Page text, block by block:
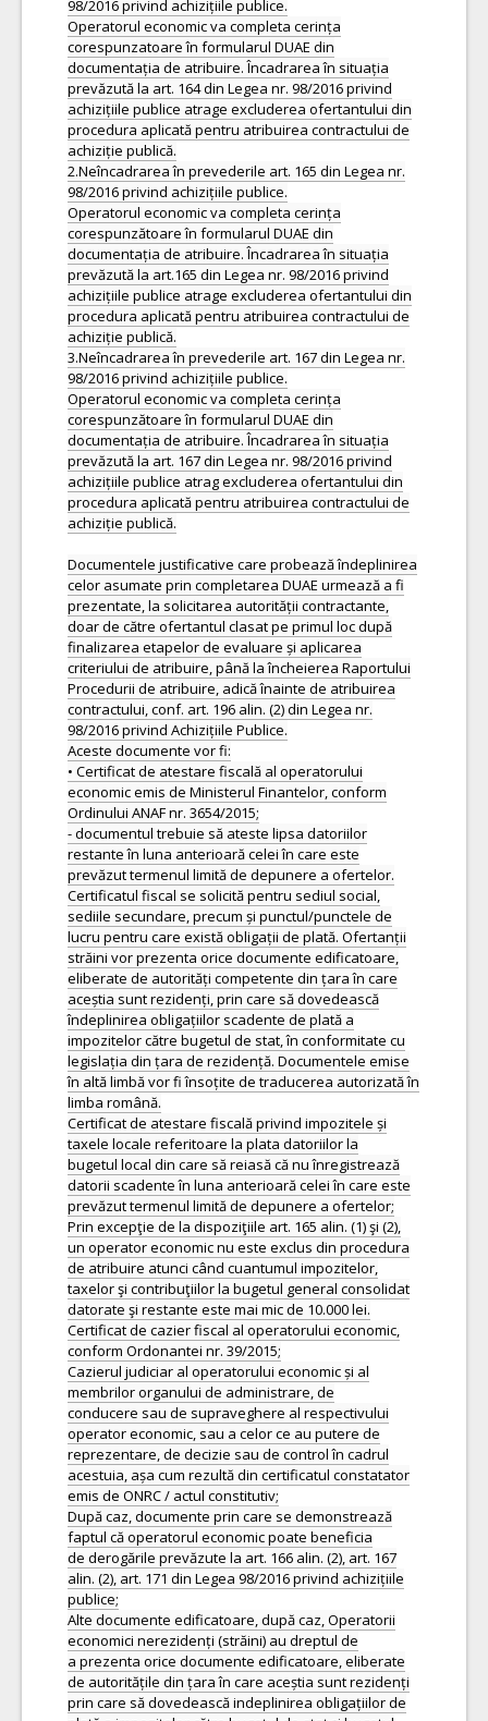
98/2016 privind achizițiile publice.
Operatorul economic va completa cerința
corespunzatoare în formularul DUAE din
documentația de atribuire. Încadrarea în situația
prevăzută la art. 164 din Legea nr. 98/2016 privind
achizițiile publice atrage excluderea ofertantului din
procedura aplicată pentru atribuirea contractului de
achiziție publică.
2.Neîncadrarea în prevederile art. 165 din Legea nr.
98/2016 privind achizițiile publice.
Operatorul economic va completa cerința
corespunzătoare în formularul DUAE din
documentația de atribuire. Încadrarea în situația
prevăzută la art.165 din Legea nr. 98/2016 privind
achizițiile publice atrage excluderea ofertantului din
procedura aplicată pentru atribuirea contractului de
achiziție publică.
3.Neîncadrarea în prevederile art. 167 din Legea nr.
98/2016 privind achizițiile publice.
Operatorul economic va completa cerința
corespunzătoare în formularul DUAE din
documentația de atribuire. Încadrarea în situația
prevăzută la art. 167 din Legea nr. 98/2016 privind
achizițiile publice atrag excluderea ofertantului din
procedura aplicată pentru atribuirea contractului de
achiziție publică.
Documentele justificative care probează îndeplinirea
celor asumate prin completarea DUAE urmează a fi
prezentate, la solicitarea autorității contractante,
doar de către ofertantul clasat pe primul loc după
finalizarea etapelor de evaluare și aplicarea
criteriului de atribuire, până la încheierea Raportului
Procedurii de atribuire, adică înainte de atribuirea
contractului, conf. art. 196 alin. (2) din Legea nr.
98/2016 privind Achizițiile Publice.
Aceste documente vor fi:
• Certificat de atestare fiscală al operatorului
economic emis de Ministerul Finantelor, conform
Ordinului ANAF nr. 3654/2015;
- documentul trebuie să ateste lipsa datoriilor
restante în luna anterioară celei în care este
prevăzut termenul limită de depunere a ofertelor.
Certificatul fiscal se solicită pentru sediul social,
sediile secundare, precum și punctul/punctele de
lucru pentru care există obligații de plată. Ofertanții
străini vor prezenta orice documente edificatoare,
eliberate de autorități competente din țara în care
aceștia sunt rezidenți, prin care să dovedească
îndeplinirea obligațiilor scadente de plată a
impozitelor către bugetul de stat, în conformitate cu
legislația din țara de rezidență. Documentele emise
în altă limbă vor fi însoțite de traducerea autorizată în
limba română.
Certificat de atestare fiscală privind impozitele și
taxele locale referitoare la plata datoriilor la
bugetul local din care să reiasă că nu înregistrează
datorii scadente în luna anterioară celei în care este
prevăzut termenul limită de depunere a ofertelor;
Prin excepţie de la dispoziţiile art. 165 alin. (1) şi (2),
un operator economic nu este exclus din procedura
de atribuire atunci când cuantumul impozitelor,
taxelor şi contribuţiilor la bugetul general consolidat
datorate şi restante este mai mic de 10.000 lei.
Certificat de cazier fiscal al operatorului economic,
conform Ordonantei nr. 39/2015;
Cazierul judiciar al operatorului economic și al
membrilor organului de administrare, de
conducere sau de supraveghere al respectivului
operator economic, sau a celor ce au putere de
reprezentare, de decizie sau de control în cadrul
acestuia, așa cum rezultă din certificatul constatator
emis de ONRC / actul constitutiv;
După caz, documente prin care se demonstrează
faptul că operatorul economic poate beneficia
de derogările prevăzute la art. 166 alin. (2), art. 167
alin. (2), art. 171 din Legea 98/2016 privind achizițiile
publice;
Alte documente edificatoare, după caz, Operatorii
economici nerezidenți (străini) au dreptul de
a prezenta orice documente edificatoare, eliberate
de autoritățile din țara în care aceștia sunt rezidenți
prin care să dovedească indeplinirea obligațiilor de